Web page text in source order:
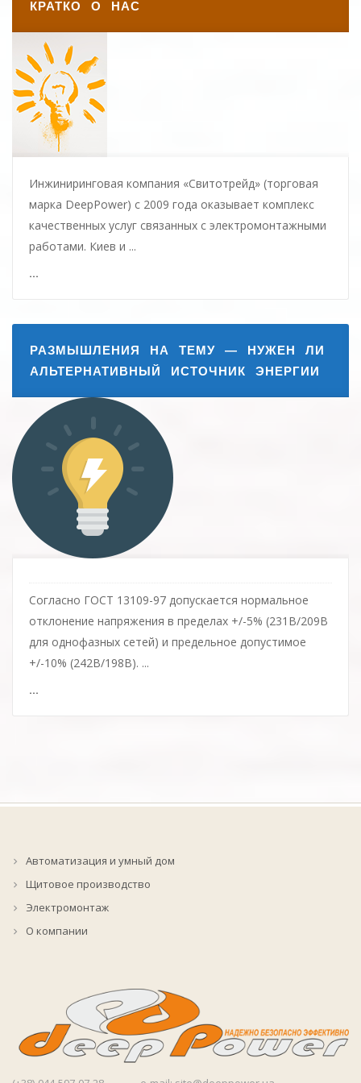
КРАТКО О НАС
Инжиниринговая компания «Свитотрейд» (торговая
марка DeepPower) с 2009 года оказывает комплекс
качественных услуг связанных с электромонтажными
работами. Киев и ...
...
РАЗМЫШЛЕНИЯ НА ТЕМУ — НУЖЕН ЛИ
АЛЬТЕРНАТИВНЫЙ ИСТОЧНИК ЭНЕРГИИ
Согласно ГОСТ 13109-97 допускается нормальное
отклонение напряжения в пределах +/-5% (231В/209В
для однофазных сетей) и предельное допустимое
+/-10% (242В/198В). ...
...
Автоматизация и умный дом
Щитовое производство
Электромонтаж
О компании